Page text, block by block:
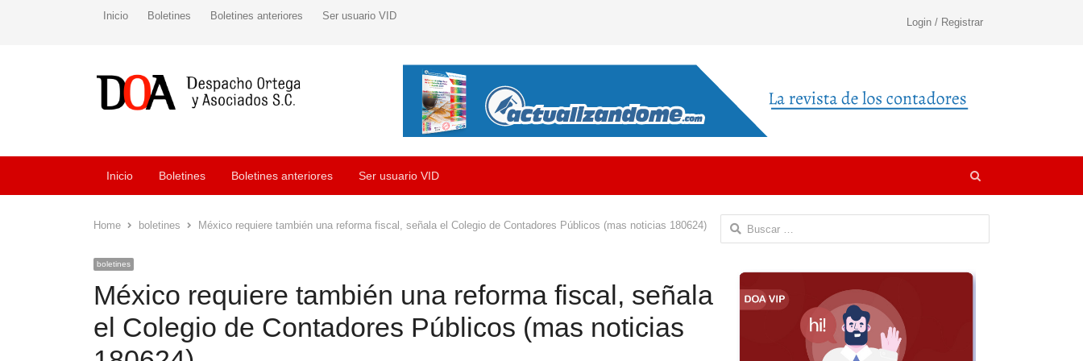
Inicio Boletines Boletines anteriores Ser usuario VID
Login / Registrar
Inicio Boletines Boletines anteriores Ser usuario VID
Home
boletines México requiere también una reforma fiscal, señala el Colegio de Contadores Públicos (mas noticias 180624)
boletines
México requiere también una reforma fiscal, señala
el Colegio de Contadores Públicos (mas noticias
Buscar: